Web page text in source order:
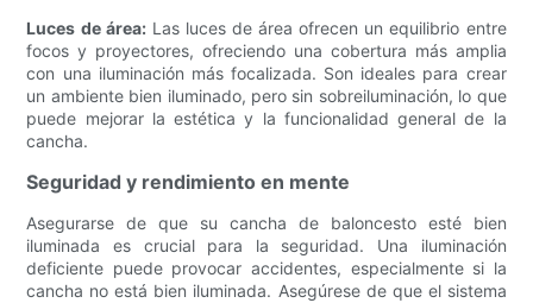
Luces de área:Las luces de área ofrecen un equilibrio entre
focos y proyectores, ofreciendo una cobertura más amplia
con una iluminación más focalizada. Son ideales para crear
un ambiente bien iluminado, pero sin sobreiluminación, lo que
puede mejorar la estética y la funcionalidad general de la
cancha.
Seguridad y rendimiento en mente
Asegurarse de que su cancha de baloncesto esté bien
iluminada es crucial para la seguridad. Una iluminación
deficiente puede provocar accidentes, especialmente si la
cancha no está bien iluminada. Asegúrese de que el sistema